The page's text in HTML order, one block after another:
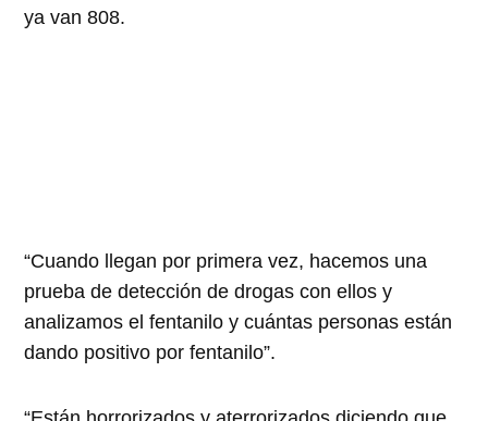
ya van 808.
“Cuando llegan por primera vez, hacemos una
prueba de detección de drogas con ellos y
analizamos el fentanilo y cuántas personas están
dando positivo por fentanilo”.